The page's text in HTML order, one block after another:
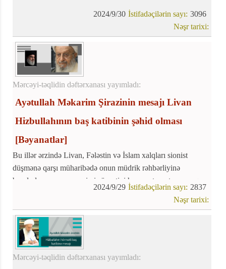
3096
İstifadəçilərin sayı:
2024/9/30
Nəşr tarixi:
Mərcəyi-təqlidin dəftərxanası yayımladı:
Ayətullah Məkarim Şirazinin mesajı Livan
Hizbullahının baş katibinin şəhid olması
[Bəyanatlar]
Bu illər ərzində Livan, Fələstin və İslam xalqları sionist
düşmənə qarşı müharibədə onun müdrik rəhbərliyinə
borcludur və onun səmimi şücaətini heç vaxt unutmayacaq və
2837
İstifadəçilərin sayı:
2024/9/29
Nəşr tarixi:
Mərcəyi-təqlidin dəftərxanası yayımladı: